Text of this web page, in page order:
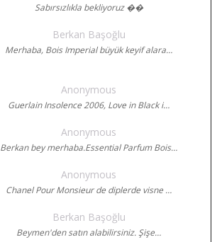
Sabırsızlıkla bekliyoruz ��
Berkan Başoğlu
Merhaba, Bois Imperial büyük keyif alara…
Anonymous
Guerlain Insolence 2006, Love in Black i…
Anonymous
Berkan bey merhaba.Essential Parfum Bois…
Anonymous
Chanel Pour Monsieur de diplerde visne …
Berkan Başoğlu
Beymen'den satın alabilirsiniz. Şişe…